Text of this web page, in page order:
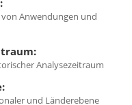
Anwendungen und
Analysezeitraum
und Länderebene